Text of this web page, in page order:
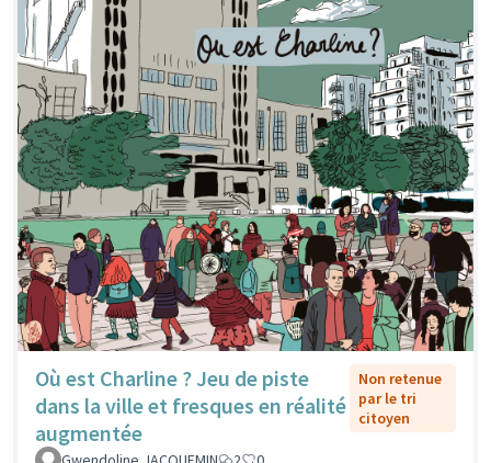
Où est Charline ? Jeu de piste
dans la ville et fresques en réalité
augmentée
Non retenue
par le tri
citoyen